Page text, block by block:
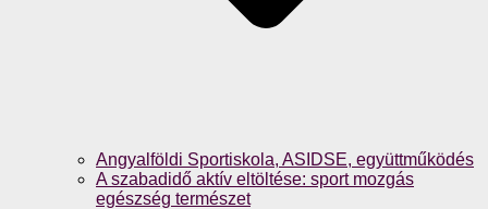
Angyalföldi Sportiskola, ASIDSE, együttműködés
A szabadidő aktív eltöltése: sport mozgás
egészség természet